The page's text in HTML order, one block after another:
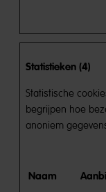
Statistieken (4)
Statistische
begrijpen hoe
anoniem
Naam